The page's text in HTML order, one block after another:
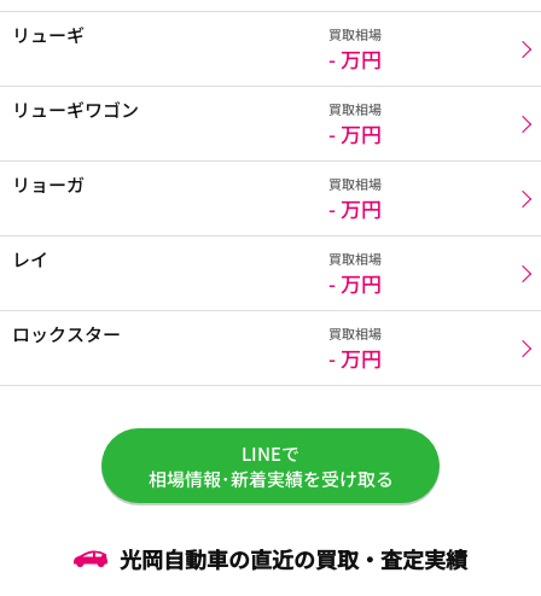
リューギ 買取相場
- 万円
リューギワゴン 買取相場
- 万円
リョーガ 買取相場
- 万円
レイ 買取相場
- 万円
ロックスター 買取相場
- 万円
LINEで
相場情報･新着実績を受け取る
光岡自動車の直近の買取・査定実績